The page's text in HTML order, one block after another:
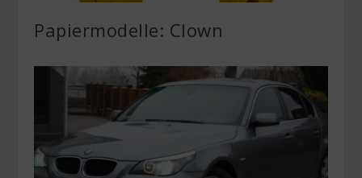
Papiermodelle: Clown